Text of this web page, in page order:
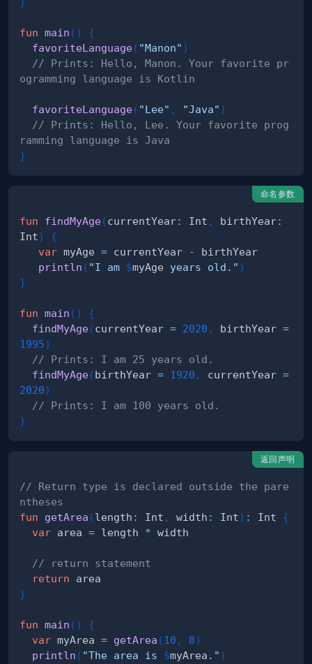
fun main ( )
{
favoriteLanguage( "Manon" )
// Prints: Hello, Manon. Your favorite pr
ogramming language is Kotlin
favoriteLanguage( "Lee" , "Java" )
// Prints: Hello, Lee. Your favorite prog
ramming language is Java
}
命名参数
fun findMyAge(currentYear: Int , birthYear:
Int)
{
var myAge = currentYear -
println ( "I am $myAge years old." )
}
fun main ( )
{
findMyAge(currentYear = 2020 , birthYear =
1995)
// Prints: I am 25 years old.
findMyAge(birthYear = 1920 , currentYear =
2020)
// Prints: I am 100 years old.
}
返回声明
// Return type is declared outside the pare
ntheses
fun
getArea (length : Int , width : Int) : Int {
var area = length *
// return statement
return
}
fun main ( )
{
var myArea = getArea (10 , 8)
println ( "The area is $myArea ." )